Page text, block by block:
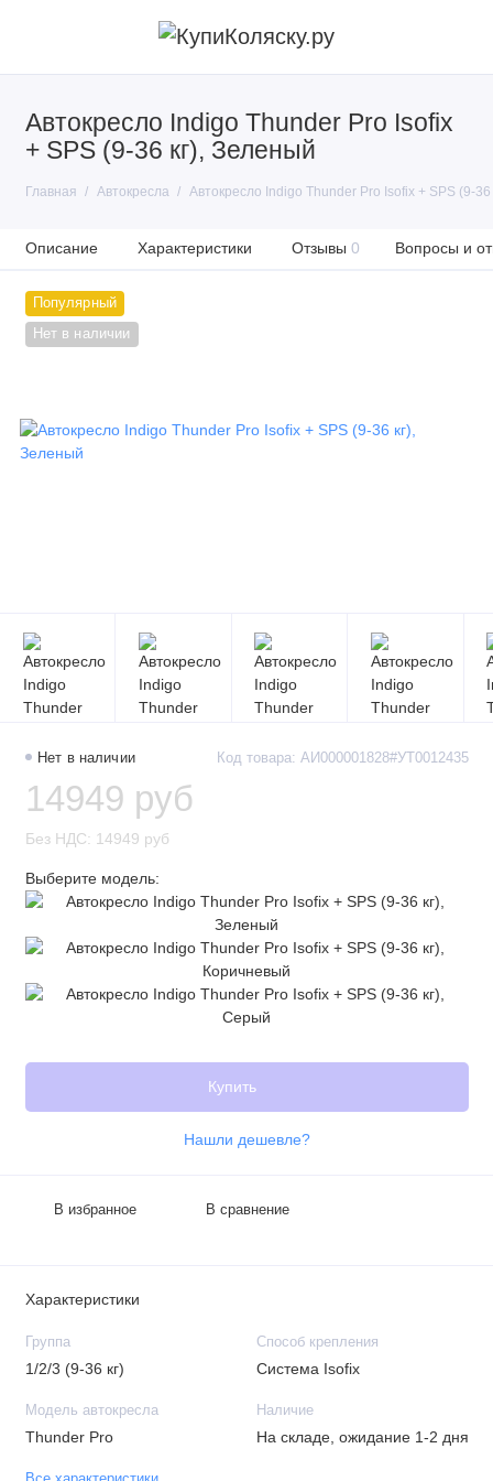
Автокресло Indigo Thunder Pro Isofix
+ SPS (9-36 кг), Зеленый
Главная Автокресла Автокресло Indigo Thunder Pro Isofix + SPS (9-
Описание Характеристики Отзывы 0 Вопросы и
Популярный
Нет в наличии
Нет в наличии Код товара: АИ000001828#УТ0012435
14949 руб
Без НДС: 14949 руб
Выберите модель:
Купить
Нашли дешевле?
В избранное В сравнение
Характеристики
Группа
1/2/3 (9-36 кг)
Способ крепления
Система Isofix
Модель автокресла
Thunder Pro
Наличие
На складе, ожидание 1-2 дня